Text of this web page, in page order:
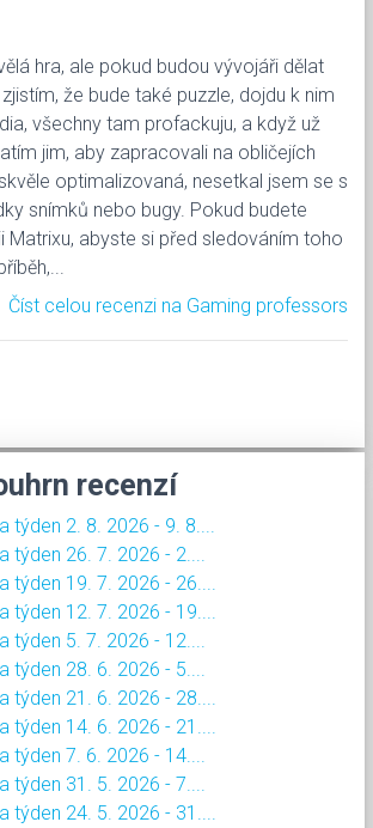
hra, ale pokud budou vývojáři dělat
že bude také puzzle, dojdu k nim
všechny tam profackuju, a když už
jim, aby zapracovali na obličejích
optimalizovaná, nesetkal jsem se s
snímků nebo bugy. Pokud budete
Matrixu, abyste si před sledováním toho
Číst celou recenzi na Gaming professors
recenzí
týden 2. 8. 2026 - 9. 8....
týden 26. 7. 2026 - 2....
týden 19. 7. 2026 - 26....
týden 12. 7. 2026 - 19....
týden 5. 7. 2026 - 12....
týden 28. 6. 2026 - 5....
týden 21. 6. 2026 - 28....
týden 14. 6. 2026 - 21....
týden 7. 6. 2026 - 14....
týden 31. 5. 2026 - 7....
týden 24. 5. 2026 - 31....